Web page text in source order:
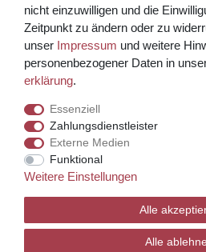
Kreditkarte über PayPal Funktion
Wir versenden mit
© Copyright 2026 Weinhaus Blum.
Template, CMS &
nicht einzuwilligen und die
Zeitpunkt zu ändern oder zu
unser Impressum und weitere
personenbezogener Daten in
erklärung.
Essenziell
Zahlungsdienstleister
Externe Medien
Funktional
Weitere Einstellungen
Alle
Alle